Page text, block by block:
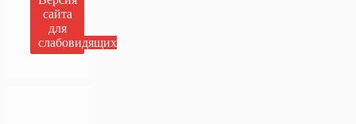
сайта
для
слабовидящих